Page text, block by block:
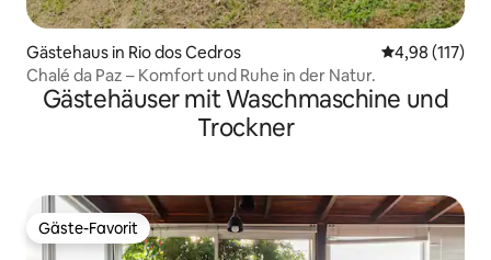
Gästehaus in Rio dos Cedros
4,98 (117)
Chalé da Paz – Komfort und Ruhe in der Natur.
Gästehäuser mit Waschmaschine und
Trockner
Gäste-Favorit
Gäste-Favorit